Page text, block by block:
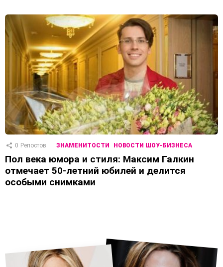
0 Репостов ЗНАМЕНИТОСТИ НОВОСТИ ШОУ-БИЗНЕСА
Пол века юмора и стиля: Максим Галкин
отмечает 50-летний юбилей и делится
особыми снимками